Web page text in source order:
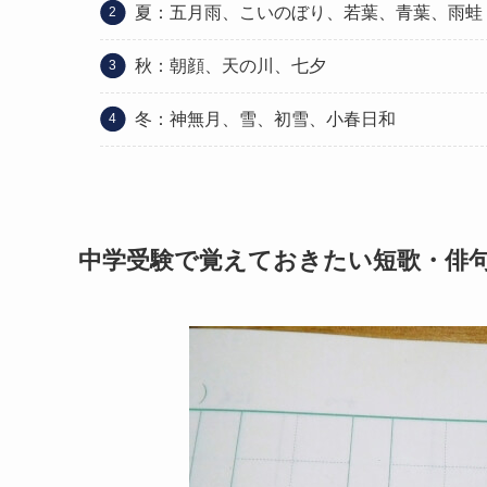
夏：五月雨、こいのぼり、若葉、青葉、雨蛙
秋：朝顔、天の川、七夕
冬：神無月、雪、初雪、小春日和
中学受験で覚えておきたい短歌・俳